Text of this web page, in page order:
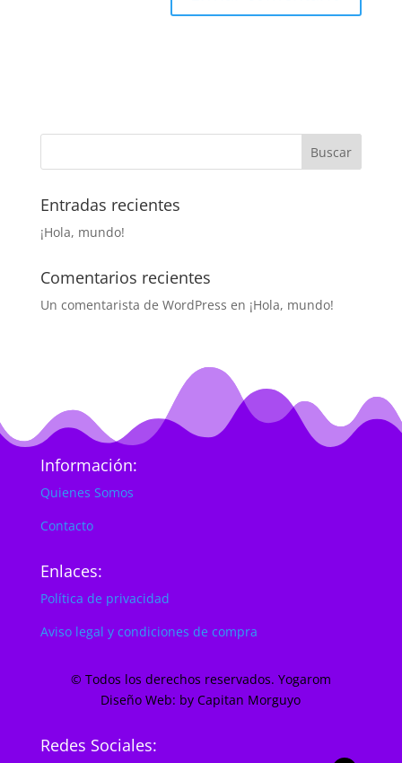
Entradas recientes
¡Hola, mundo!
Comentarios recientes
Un comentarista de WordPress en ¡Hola, mundo!
Información:
Quienes Somos
Contacto
Enlaces:
Política de privacidad
Aviso legal y condiciones de compra
© Todos los derechos reservados. Yogarom
Diseño Web: by Capitan Morguyo
Redes Sociales: